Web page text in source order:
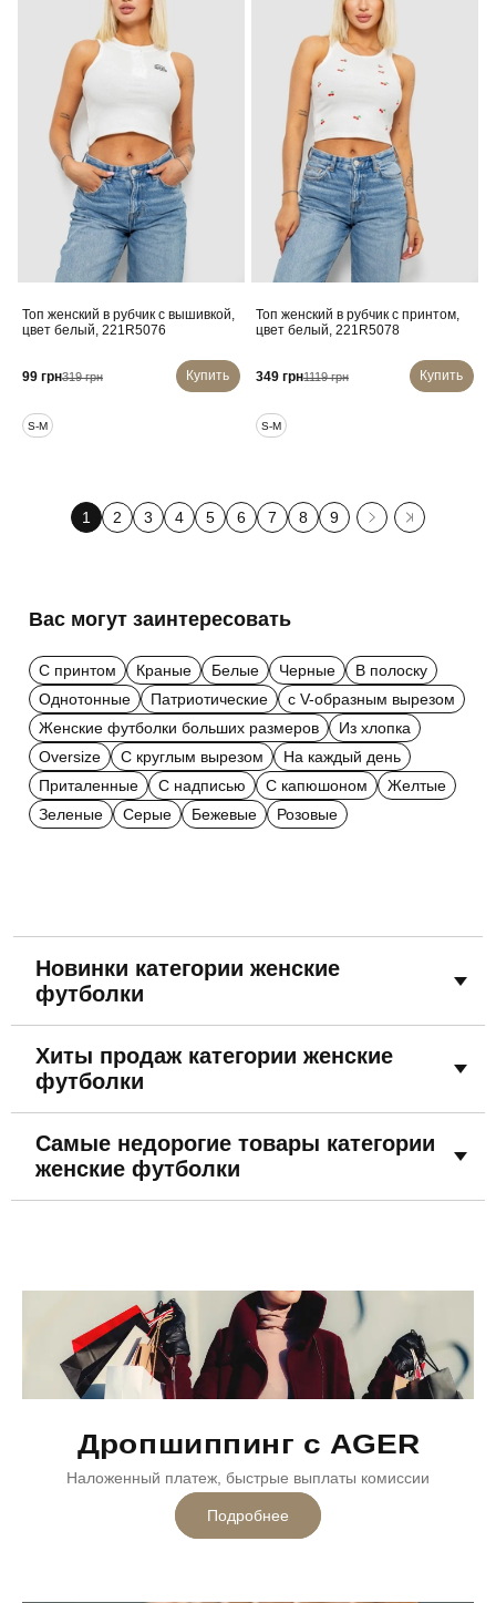
Топ женский в рубчик с вышивкой,
цвет белый, 221R5076
99 грн319 грн Купить
S-M
Топ женский в рубчик с принтом,
цвет белый, 221R5078
349 грн1119 грн Купить
S-M
1 2 3 4 5 6 7 8 9
Вас могут заинтересовать
С принтом Краные Белые Черные
В полоску
Однотонные
Патриотические
с V-образным вырезом
Женские футболки больших размеров
Из хлопка
Oversize
С круглым вырезом
На каждый день
Приталенные
С надписью С капюшоном
Желтые
Зеленые
Серые Бежевые Розовые
Новинки категории женские
футболки
Хиты продаж категории женские
футболки
Самые недорогие товары категории
женские футболки
Дропшиппинг с AGER
Наложенный платеж, быстрые выплаты комиссии
Подробнее